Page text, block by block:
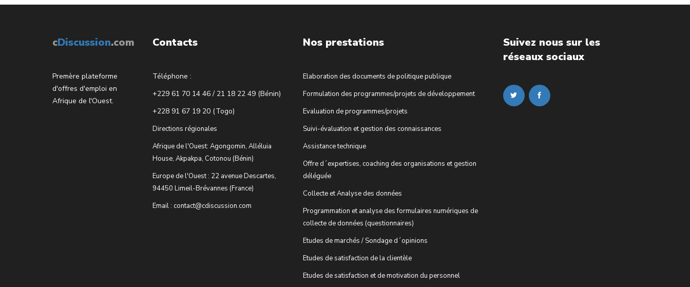
cDiscussion.com
Premère plateforme
d'offres d'emploi en
Afrique de l'Ouest.
Contacts
Téléphone :
+229 61 70 14 46 / 21 18 22 49 (Bénin)
+228 91 67 19 20 (Togo)
Directions régionales
Afrique de l'Ouest: Agongomin, Alléluia
House, Akpakpa, Cotonou (Bénin)
Europe de l'Ouest : 22 avenue Descartes,
94450 Limeil-Brévannes (France)
Email : contact@cdiscussion.com
Nos prestations
Elaboration des documents de politique publique
Formulation des programmes/projets de développement
Evaluation de programmes/projets
Suivi-évaluation et gestion des connaissances
Assistance technique
Offre d´expertises, coaching des organisations et gestion
déléguée
Collecte et Analyse des données
Programmation et analyse des formulaires numériques de
collecte de données (questionnaires)
Etudes de marchés / Sondage d´opinions
Etudes de satisfaction de la clientèle
Etudes de satisfaction et de motivation du personnel
Suivez nous sur les
réseaux sociaux